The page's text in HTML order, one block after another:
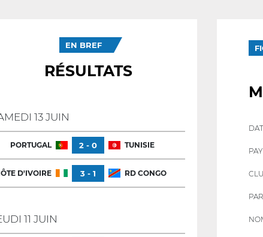
EN BREF
RÉSULTATS
13 JUIN
PORTUGAL 2 - 0 TUNISIE
D'IVOIRE 3 - 1 RD CONGO
11 JUIN